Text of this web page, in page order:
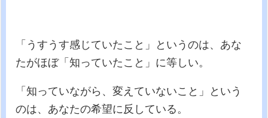
「うすうす感じていたこと」というのは、あな
たがほぼ「知っていたこと」に等しい。
「知っていながら、変えていないこと」という
のは、あなたの希望に反している。